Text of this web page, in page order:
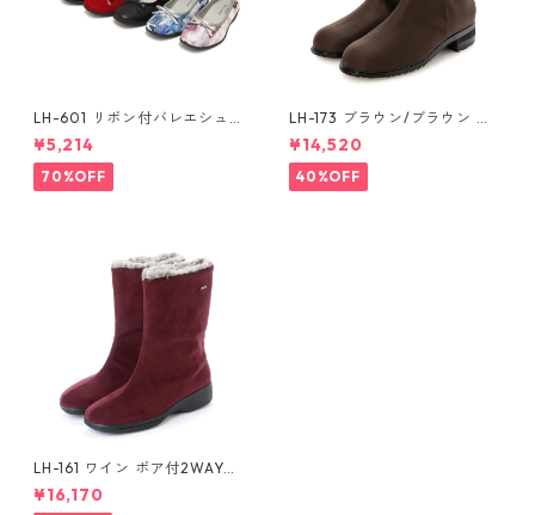
LH-601 リボン付バレエシュー
ズ ゴアテックス(透湿防水)
¥5,214
70%OFF
LH-173 ブラウン/ブラウン 収
納スパイク付ショートブーツ
ゴアテックス(透湿防水)
¥14,520
40%OFF
LH-161 ワイン ボア付2WAYハ
ーフブーツ ゴアテックス(透湿
防水)
¥16,170